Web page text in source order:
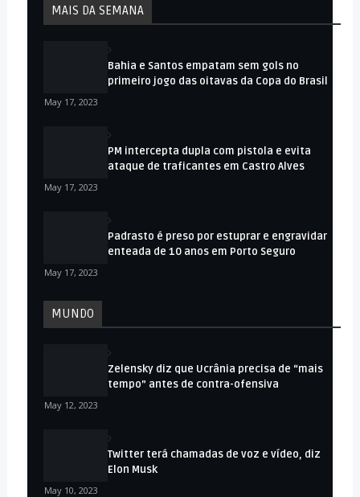
MAIS DA SEMANA
Bahia e Santos empatam sem gols no
primeiro jogo das oitavas da Copa do Brasil
May 17, 2023
PM intercepta dupla com pistola e evita
ataque de traficantes em Castro Alves
May 17, 2023
Padrasto é preso por estuprar e engravidar
enteada de 10 anos em Porto Seguro
May 17, 2023
MUNDO
Zelensky diz que Ucrânia precisa de “mais
tempo” antes de contra-ofensiva
May 12, 2023
Twitter terá chamadas de voz e vídeo, diz
Elon Musk
May 10, 2023